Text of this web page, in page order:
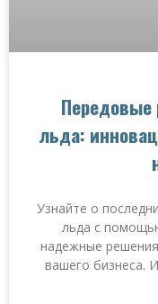
Передовые
льда:
Узнайте о
льда с
надежные
вашего бизнеса.